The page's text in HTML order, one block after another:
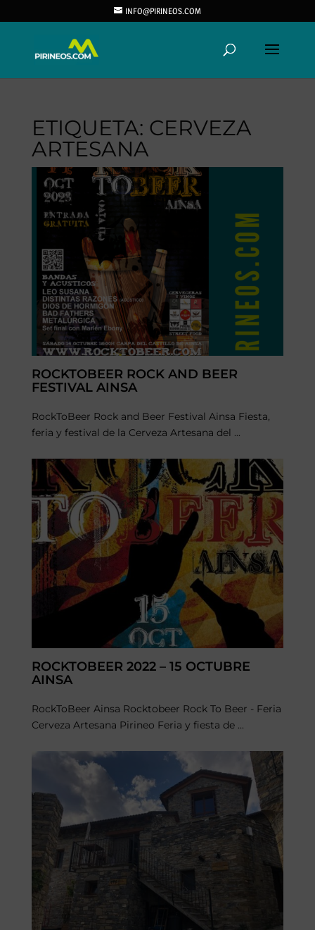
INFO@PIRINEOS.COM
ETIQUETA: CERVEZA
ARTESANA
ROCKTOBEER ROCK AND BEER
FESTIVAL AINSA
RockToBeer Rock and Beer Festival Ainsa Fiesta,
feria y festival de la Cerveza Artesana del ...
ROCKTOBEER 2022 – 15 OCTUBRE
AINSA
RockToBeer Ainsa Rocktobeer Rock To Beer - Feria
Cerveza Artesana Pirineo Feria y fiesta de ...